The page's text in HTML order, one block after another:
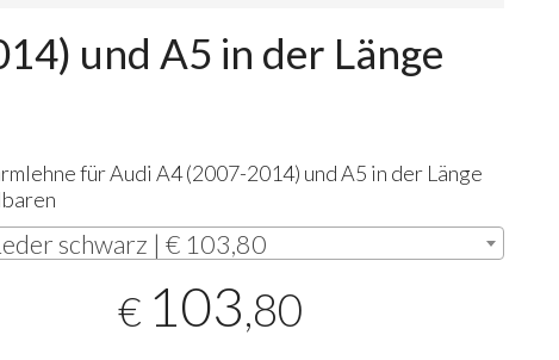
und A5 in der Länge
für Audi A4 (2007-2014) und A5 in der Länge
schwarz | € 103,80
€ 103,80